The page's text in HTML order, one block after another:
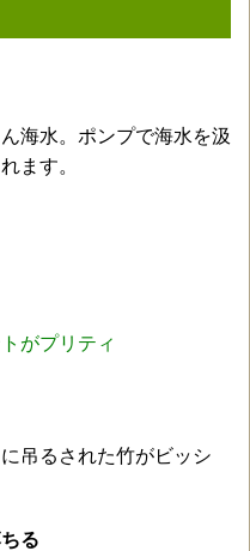
海水。ポンプで海水を汲
ます。
がプリティ
吊るされた竹がビッシ
る